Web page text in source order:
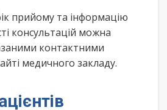
прийому та інформацію
консультацій можна
контактними
медичного закладу.